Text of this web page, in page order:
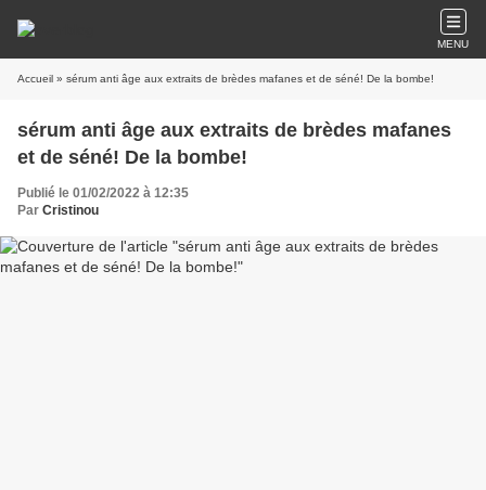
MENU
Accueil » sérum anti âge aux extraits de brèdes mafanes et de séné! De la bombe!
sérum anti âge aux extraits de brèdes mafanes
et de séné! De la bombe!
Publié le 01/02/2022 à 12:35
Par Cristinou